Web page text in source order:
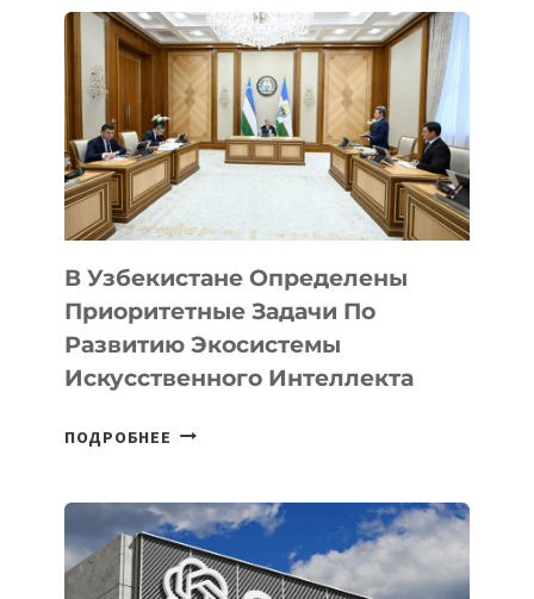
В Узбекистане Определены
Приоритетные Задачи По
Развитию Экосистемы
Искусственного Интеллекта
ПОДРОБНЕЕ
ПРИОРИТЕТНЫЕ
ЗАДАЧИ
ПО